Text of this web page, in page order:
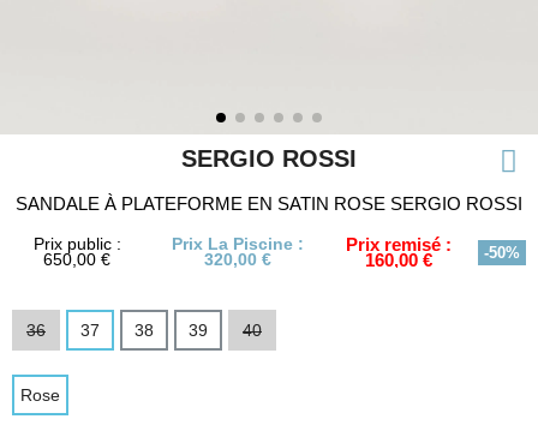
SERGIO ROSSI
SANDALE À PLATEFORME EN SATIN ROSE SERGIO ROSSI
Prix public :
650,00 €
Prix La Piscine :
320,00 €
Prix remisé :
160,00 € -50%
36 37 38 39 40
Rose